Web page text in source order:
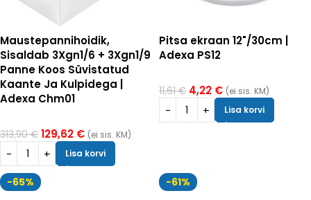
Maustepannihoidik,
Sisaldab 3Xgn1/6 + 3Xgn1/9
Panne Koos Süvistatud
Kaante Ja Kulpidega |
Adexa Chm01
313,90€ 129,62 € (ei sis. KM)
Lisa korvi
Pitsa ekraan 12"/30cm |
Adexa PS12
11,61€ 4,22 € (ei sis. KM)
Lisa korvi
-65% -61%